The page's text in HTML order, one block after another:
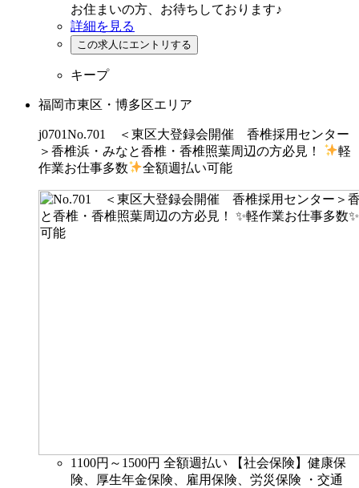
お住まいの方、お待ちしております♪
詳細を見る
キープ
福岡市東区・博多区エリア
j0701No.701 ＜東区大登録会開催 香椎採用センター
＞香椎浜・みなと香椎・香椎照葉周辺の方必見！
軽
作業お仕事多数
全額週払い可能
1100円～1500円 全額週払い 【社会保険】健康保
険、厚生年金保険、雇用保険、労災保険 ・交通